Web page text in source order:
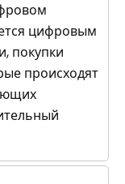
цифровым
покупки
происходят